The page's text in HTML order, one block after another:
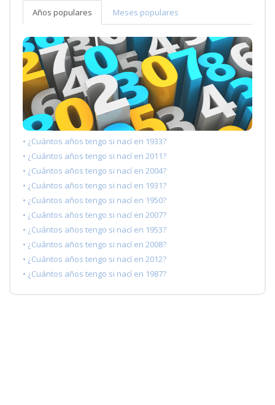
Años populares Meses populares
• ¿Cuántos años tengo si nací en 1933?
• ¿Cuántos años tengo si nací en 2011?
• ¿Cuántos años tengo si nací en 2004?
• ¿Cuántos años tengo si nací en 1931?
• ¿Cuántos años tengo si nací en 1950?
• ¿Cuántos años tengo si nací en 2007?
• ¿Cuántos años tengo si nací en 1953?
• ¿Cuántos años tengo si nací en 2008?
• ¿Cuántos años tengo si nací en 2012?
• ¿Cuántos años tengo si nací en 1987?